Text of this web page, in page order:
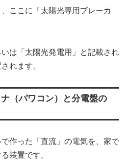
ここに「太陽光専用ブレーカ
は「太陽光発電用」と記載され
れます。
（パワコン）と分電盤の
作った「直流」の電気を、家で
装置です。